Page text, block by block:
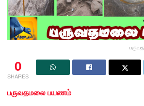
0
SHARES
பருவதமலை பயணம்